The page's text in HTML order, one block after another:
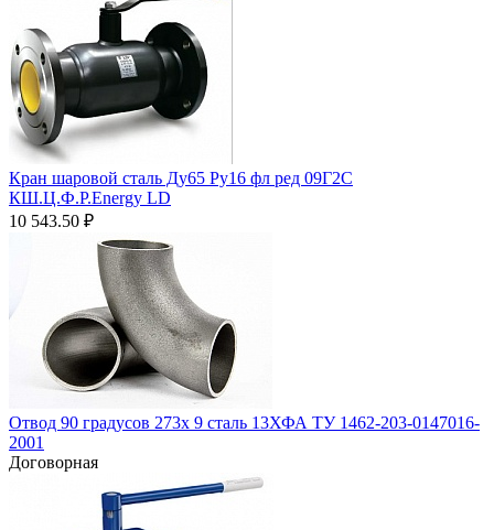
Кран шаровой сталь Ду65 Ру16 фл ред 09Г2С
КШ.Ц.Ф.Р.Energy LD
10 543.50 ₽
Отвод 90 градусов 273х 9 сталь 13ХФА ТУ 1462-203-0147016-
2001
Договорная